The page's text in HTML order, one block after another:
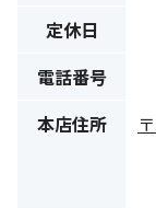
定休日
電話番号
本店住所